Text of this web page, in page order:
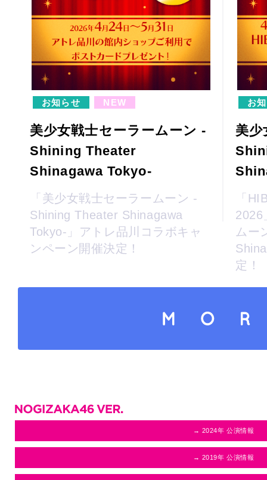
お知らせ NEW
美少女戦士セーラームーン -
Shining Theater
Shinagawa Tokyo-
「美少女戦士セーラームーン -
Shining Theater Shinagawa
Tokyo-」アトレ品川コラボキャ
ンペーン開催決定！
お
美
「
2026
ムー
定！
→ 2024年 公演情報
→ 2019年 公演情報